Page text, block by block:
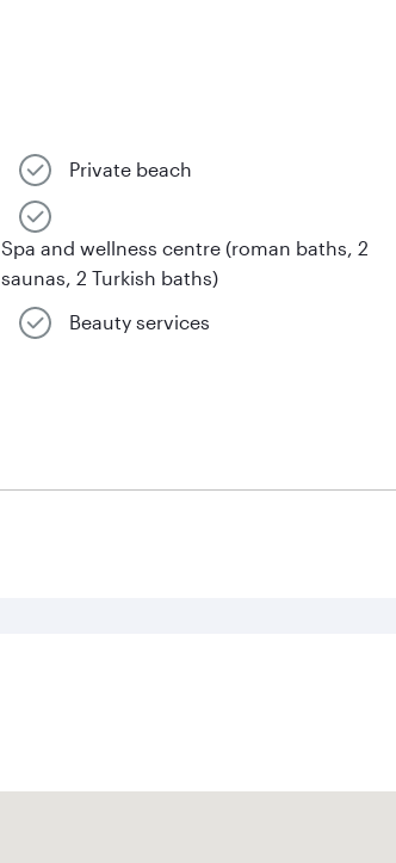
Private beach
Spa and wellness centre (roman baths, 2
saunas, 2 Turkish baths)
Beauty services